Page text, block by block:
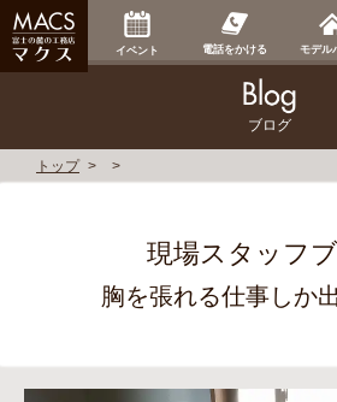
イベント 電話をかける モデル
ブログ
トップ
現場スタッフ
胸を張れる仕事しか